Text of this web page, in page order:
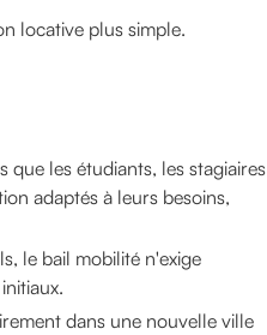
locative plus simple.
que les étudiants, les stagiaires
adaptés à leurs besoins,
le bail mobilité n'exige
dans une nouvelle ville